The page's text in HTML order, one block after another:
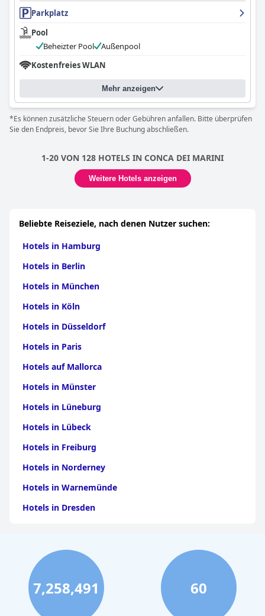
Parkplatz
Pool
Beheizter Pool
Außenpool
Kostenfreies WLAN
Mehr anzeigen
*Es können zusätzliche Steuern oder Gebühren anfallen. Bitte überprüfen
Sie den Endpreis, bevor Sie Ihre Buchung abschließen.
1-20 VON 128 HOTELS IN CONCA DEI MARINI
Weitere Hotels anzeigen
Beliebte Reiseziele, nach denen Nutzer suchen:
Hotels in Hamburg
Hotels in Berlin
Hotels in München
Hotels in Köln
Hotels in Düsseldorf
Hotels in Paris
Hotels auf Mallorca
Hotels in Münster
Hotels in Lüneburg
Hotels in Lübeck
Hotels in Freiburg
Hotels in Norderney
Hotels in Warnemünde
Hotels in Dresden
Hotels in Stuttgart
Hotels in Leipzig
Hotels in Bamberg
Hotels in Nürnberg
7,258,491 60